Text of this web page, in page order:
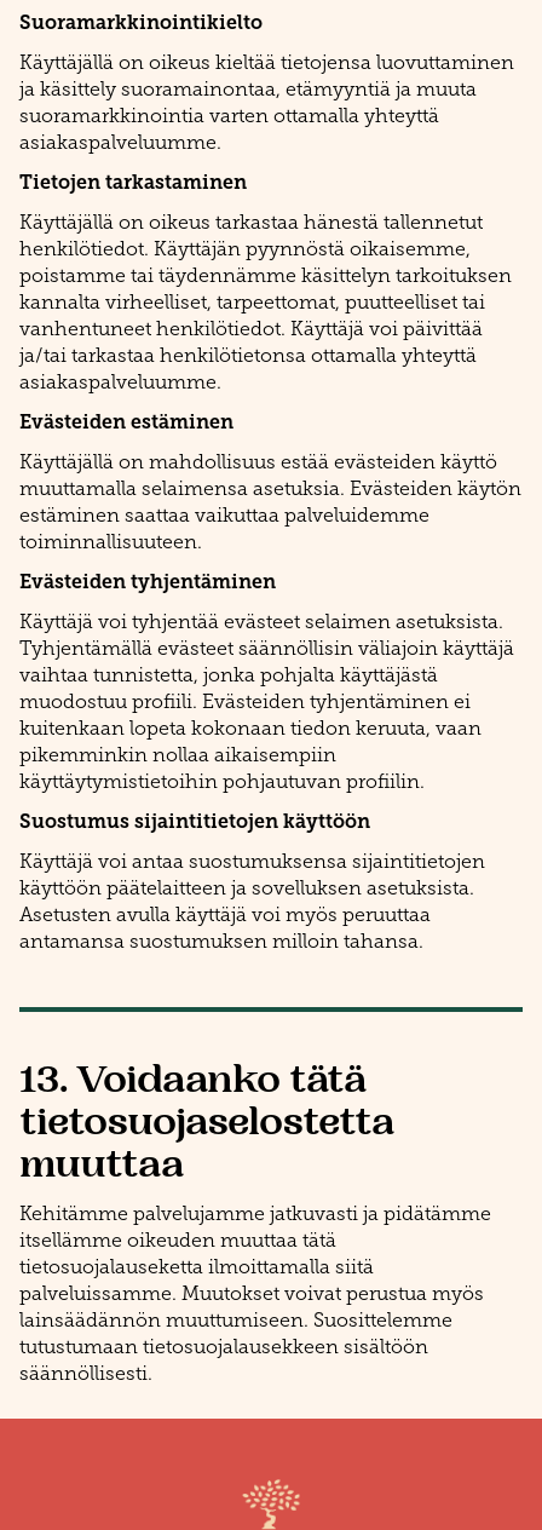
Suoramarkkinointikielto
Käyttäjällä on oikeus kieltää tietojensa luovuttaminen
ja käsittely suoramainontaa, etämyyntiä ja muuta
suoramarkkinointia varten ottamalla yhteyttä
asiakaspalveluumme.
Tietojen tarkastaminen
Käyttäjällä on oikeus tarkastaa hänestä tallennetut
henkilötiedot. Käyttäjän pyynnöstä oikaisemme,
poistamme tai täydennämme käsittelyn tarkoituksen
kannalta virheelliset, tarpeettomat, puutteelliset tai
vanhentuneet henkilötiedot. Käyttäjä voi päivittää
ja/tai tarkastaa henkilötietonsa ottamalla yhteyttä
asiakaspalveluumme.
Evästeiden estäminen
Käyttäjällä on mahdollisuus estää evästeiden käyttö
muuttamalla selaimensa asetuksia. Evästeiden käytön
estäminen saattaa vaikuttaa palveluidemme
toiminnallisuuteen.
Evästeiden tyhjentäminen
Käyttäjä voi tyhjentää evästeet selaimen asetuksista.
Tyhjentämällä evästeet säännöllisin väliajoin käyttäjä
vaihtaa tunnistetta, jonka pohjalta käyttäjästä
muodostuu profiili. Evästeiden tyhjentäminen ei
kuitenkaan lopeta kokonaan tiedon keruuta, vaan
pikemminkin nollaa aikaisempiin
käyttäytymistietoihin pohjautuvan profiilin.
Suostumus sijaintitietojen käyttöön
Käyttäjä voi antaa suostumuksensa sijaintitietojen
käyttöön päätelaitteen ja sovelluksen asetuksista.
Asetusten avulla käyttäjä voi myös peruuttaa
antamansa suostumuksen milloin tahansa.
13. Voidaanko tätä
tietosuojaselostetta
muuttaa
Kehitämme palvelujamme jatkuvasti ja pidätämme
itsellämme oikeuden muuttaa tätä
tietosuojalauseketta ilmoittamalla siitä
palveluissamme. Muutokset voivat perustua myös
lainsäädännön muuttumiseen. Suosittelemme
tutustumaan tietosuojalausekkeen sisältöön
säännöllisesti.